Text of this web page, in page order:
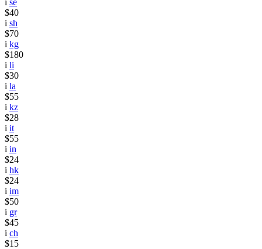
i se
$40
i sh
$70
i kg
$180
i li
$30
i la
$55
i kz
$28
i it
$55
i in
$24
i hk
$24
i im
$50
i gr
$45
i ch
$15